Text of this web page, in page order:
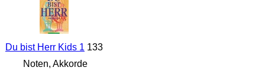
Du bist Herr Kids 1 133
Noten, Akkorde